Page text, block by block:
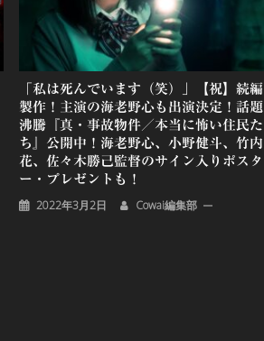
「私は死んでいます（笑）」【祝】続編
製作！主演の海老野心も出演決定！話題
沸騰『真・事故物件／本当に怖い住民た
ち』公開中！海老野心、小野健斗、竹内
花、佐々木勝己監督のサイン入りポスタ
ー・プレゼントも！
2022年3月2日 Cowai編集部